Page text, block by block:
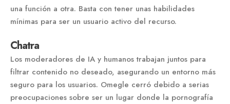
una función a otra. Basta con tener unas habilidades
mínimas para ser un usuario activo del recurso.
Chatra
Los moderadores de IA y humanos trabajan juntos para
filtrar contenido no deseado, asegurando un entorno más
seguro para los usuarios. Omegle cerró debido a serias
preocupaciones sobre ser un lugar donde la pornografía